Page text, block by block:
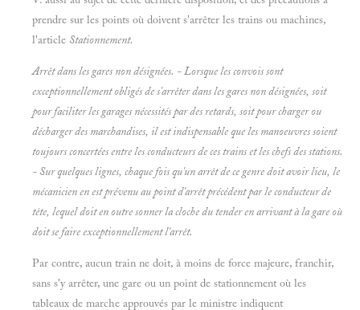
prendre sur les points où doivent s'arrêter les trains ou machines,
l'article Stationnement.
Arrêt dans les gares non désignées. - Lorsque les convois sont
exceptionnellement obligés de s'arrêter dans les gares non désignées, soit
pour faciliter les garages nécessités par des retards, soit pour charger ou
décharger des marchandises, il est indispensable que les manoeuvres soient
toujours concertées entre les conducteurs de ces trains et les chefs des stations.
- Sur quelques lignes, chaque fois qu'un arrêt de ce genre doit avoir lieu, le
mécanicien en est prévenu au point d'arrêt précédent par le conducteur de
tête, lequel doit en outre sonner la cloche du tender en arrivant à la gare où
doit se faire exceptionnellement l'arrêt.
Par contre, aucun train ne doit, à moins de force majeure, franchir,
sans s'y arrêter, une gare ou un point de stationnement où les
tableaux de marche approuvés par le ministre indiquent